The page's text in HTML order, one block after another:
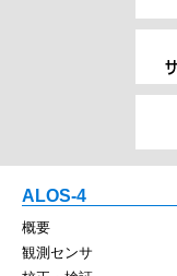
ALOS-4
概要
観測センサ